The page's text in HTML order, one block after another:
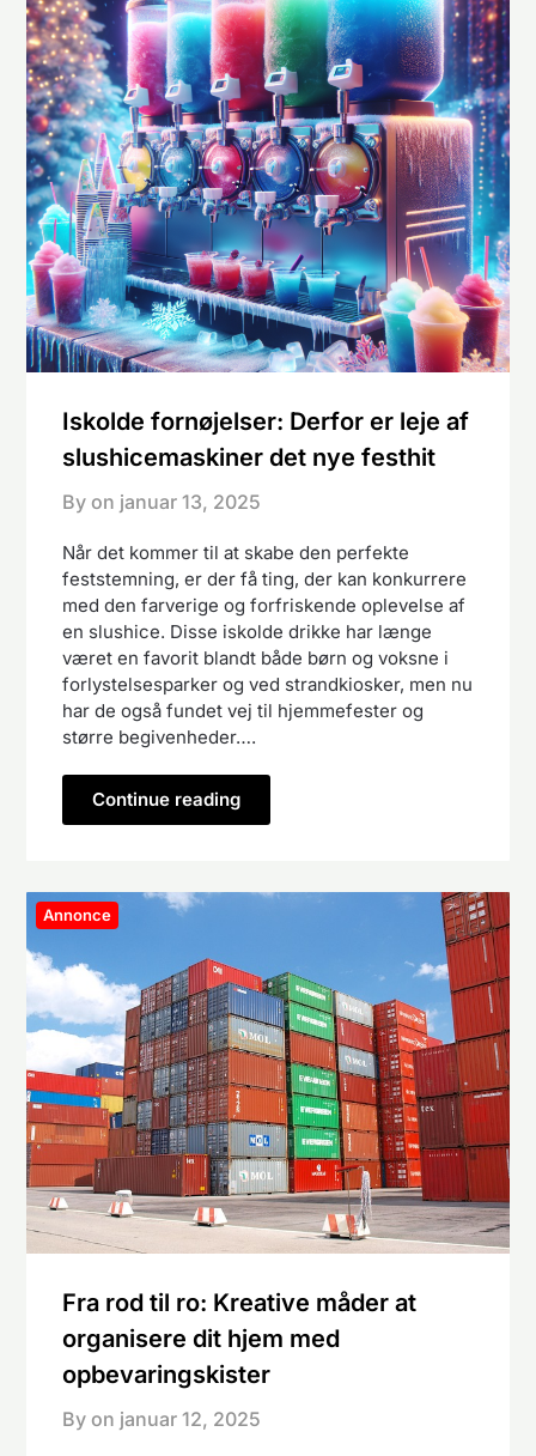
Iskolde fornøjelser: Derfor er leje af
slushicemaskiner det nye festhit
By on januar 13, 2025
Når det kommer til at skabe den perfekte
feststemning, er der få ting, der kan konkurrere
med den farverige og forfriskende oplevelse af
en slushice. Disse iskolde drikke har længe
været en favorit blandt både børn og voksne i
forlystelsesparker og ved strandkiosker, men nu
har de også fundet vej til hjemmefester og
større begivenheder….
Continue reading
Annonce
Fra rod til ro: Kreative måder at
organisere dit hjem med
opbevaringskister
By on januar 12, 2025